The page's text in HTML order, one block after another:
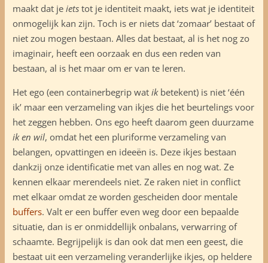
maakt dat je ietstot je identiteit maakt, iets wat je identiteit
onmogelijk kan zijn. Toch is er niets dat ‘zomaar’ bestaat of
niet zou mogen bestaan. Alles dat bestaat, al is het nog zo
imaginair, heeft een oorzaak en dus een reden van
bestaan, al is het maar om er van te leren.
Het ego (een containerbegrip wat ikbetekent) is niet ‘één
ik’ maar een verzameling van ikjes die het beurtelings voor
het zeggen hebben. Ons ego heeft daarom geen duurzame
ik en wil, omdat het een pluriforme verzameling van
belangen, opvattingen en ideeën is. Deze ikjes bestaan
dankzij onze identificatie met van alles en nog wat. Ze
kennen elkaar merendeels niet. Ze raken niet in conflict
met elkaar omdat ze worden gescheiden door mentale
buffers. Valt er een buffer even weg door een bepaalde
situatie, dan is er onmiddellijk onbalans, verwarring of
schaamte. Begrijpelijk is dan ook dat men een geest, die
bestaat uit een verzameling veranderlijke ikjes, op heldere